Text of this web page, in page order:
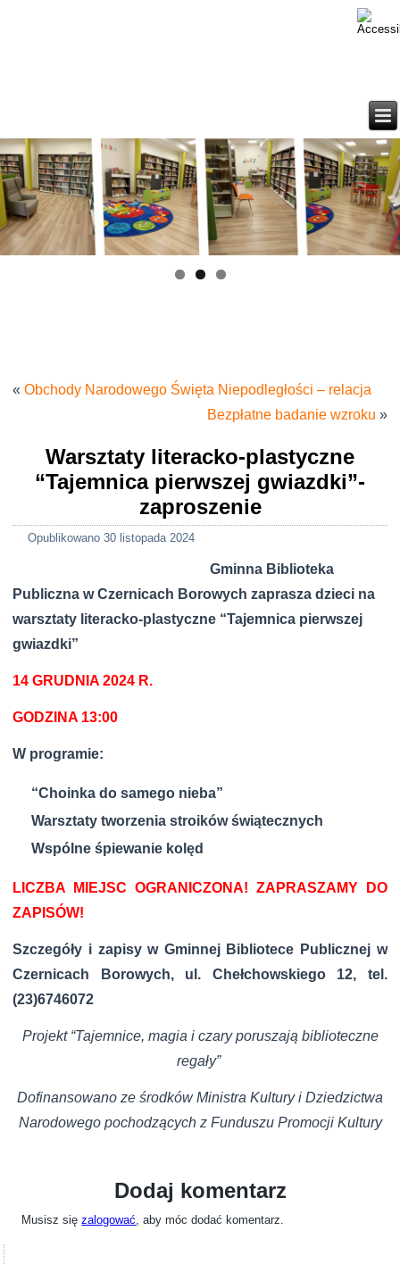
«Obchody Narodowego Święta Niepodległości – relacja
Bezpłatne badanie wzroku »
Warsztaty literacko-plastyczne
“Tajemnica pierwszej gwiazdki”-
zaproszenie
Opublikowano 30 listopada 2024
Gminna Biblioteka
Publicznaw Czernicach Borowychzaprasza dzieci na
warsztaty literacko-plastyczne “Tajemnica pierwszej
gwiazdki”
14 GRUDNIA 2024 R.
GODZINA 13:00
W programie:
“Choinka do samego nieba”
Warsztaty tworzenia stroików świątecznych
Wspólne śpiewanie kolęd
LICZBA MIEJSC OGRANICZONA! ZAPRASZAMY DO
ZAPISÓW!
Szczegóły i zapisy w Gminnej Bibliotece Publicznej w
Czernicach Borowych, ul. Chełchowskiego 12, tel.
(23)6746072
Projekt “Tajemnice, magia i czary poruszają biblioteczne
regały”
Dofinansowano ze środków Ministra Kultury i Dziedzictwa
Narodowego pochodzących z Funduszu Promocji Kultury
Dodaj komentarz
Musisz sięzalogować, aby móc dodać komentarz.